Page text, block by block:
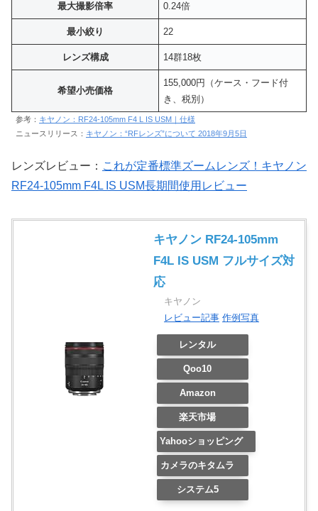
最大撮影倍率 0.24倍
最小絞り 22
レンズ構成 14群18枚
希望小売価格
155,000円（ケース・フード付
き、税別）
参考： キヤノン：RF24-105mm F4 L IS USM｜仕様
ニュースリリース： キヤノン：“RFレンズ”について 2018年9月5日
レンズレビュー： これが定番標準ズームレンズ！キヤノン
RF24-105mm F4L IS USM長期間使用レビュー
キヤノン RF24-105mm
F4L IS USM フルサイズ対
応
キヤノン
レビュー記事 作例写真
レンタル
Qoo10
Amazon
楽天市場
Yahooショッピング
カメラのキタムラ
システム5